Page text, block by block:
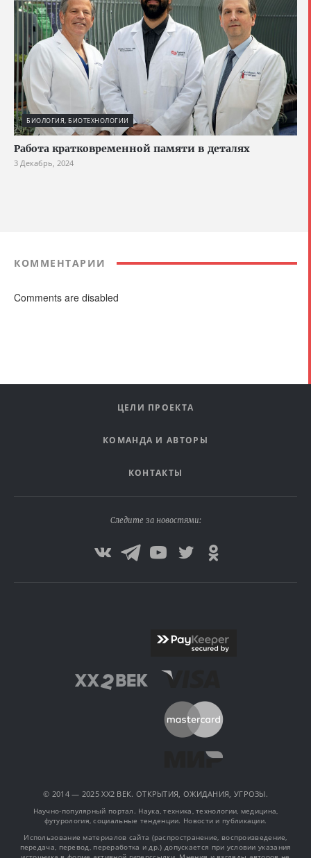
БИОЛОГИЯ, БИОТЕХНОЛОГИИ
Работа кратковременной памяти в деталях
3 Декабрь, 2024
КОММЕНТАРИИ
Comments are disabled
ЦЕЛИ ПРОЕКТА
КОМАНДА И АВТОРЫ
КОНТАКТЫ
Следите за новостями:
© 2014 — 2025 XX2 ВЕК. ОТКРЫТИЯ, ОЖИДАНИЯ, УГРОЗЫ.
Научно-популярный портал. Наука, техника, технологии, медицина,
футурология, социальные тенденции. Новости и публикации.
Использование материалов сайта (распространение, воспроизведение,
передача, перевод, переработка и др.) допускается при условии указания